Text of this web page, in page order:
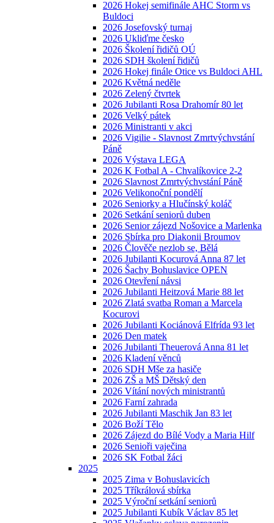
2026 Hokej semifinále AHC Storm vs
Buldoci
2026 Josefovský turnaj
2026 Ukliďme česko
2026 Školení řidičů OÚ
2026 SDH školení řidičů
2026 Hokej finále Otice vs Buldoci AHL
2026 Květná neděle
2026 Zelený čtvrtek
2026 Jubilanti Rosa Drahomír 80 let
2026 Velký pátek
2026 Ministranti v akci
2026 Vigilie - Slavnost Zmrtvýchvstání
Páně
2026 Výstava LEGA
2026 K Fotbal A - Chvalíkovice 2-2
2026 Slavnost Zmrtvýchvstání Páně
2026 Velikonoční pondělí
2026 Seniorky a Hlučínský koláč
2026 Setkání seniorů duben
2026 Senior zájezd Nošovice a Marlenka
2026 Sbírka pro Diakonii Broumov
2026 Člověče nezlob se, Bělá
2026 Jubilanti Kocurová Anna 87 let
2026 Šachy Bohuslavice OPEN
2026 Otevření návsi
2026 Jubilanti Heitzová Marie 88 let
2026 Zlatá svatba Roman a Marcela
Kocurovi
2026 Jubilanti Kociánová Elfrída 93 let
2026 Den matek
2026 Jubilanti Theuerová Anna 81 let
2026 Kladení věnců
2026 SDH Mše za hasiče
2026 ZŠ a MŠ Dětský den
2026 Vítání nových ministrantů
2026 Farní zahrada
2026 Jubilanti Maschik Jan 83 let
2026 Boží Tělo
2026 Zájezd do Bílé Vody a Maria Hilf
2026 Senioři vaječina
2026 SK Fotbal žáci
2025
2025 Zima v Bohuslavicích
2025 Tříkrálová sbírka
2025 Výroční setkání seniorů
2025 Jubilanti Kubík Václav 85 let